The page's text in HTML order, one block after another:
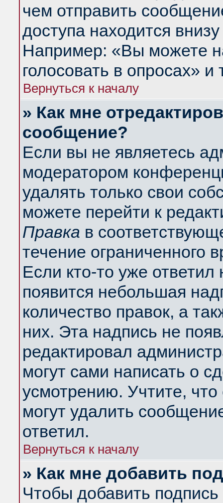
чем отправить
доступа находится
Например: «Вы можете
голосовать в опросах» и
Вернуться к началу
» Как мне
сообщение?
Если вы не являетесь
модератором
удалять только свои
можете перейти к
Правка в
течение ограниченного
Если кто-то уже
появится небольшая
количество правок, а
них. Эта надпись не
редактировал
могут сами написать о
усмотрению. Учтите,
могут удалить
ответил.
Вернуться к началу
» Как мне добавить
Чтобы добавить